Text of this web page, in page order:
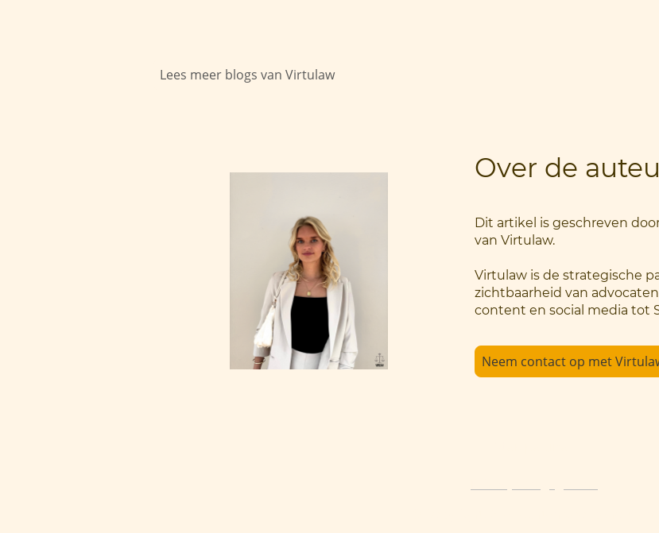
Lees meer blogs van Virtulaw
Over de
Dit artikel is geschreven
van Virtulaw.
Virtulaw is de strategische
zichtbaarheid van
content en social media tot
Neem contact op met